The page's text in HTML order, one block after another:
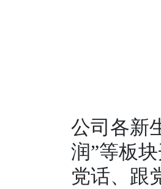
公司各新
润”等板
党话、跟